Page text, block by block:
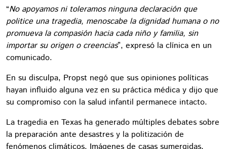
“No apoyamos ni toleramos ninguna declaración que
politice una tragedia, menoscabe la dignidad humana o no
promueva la compasión hacia cada niño y familia, sin
importar su origen o creencias”, expresó la clínica en un
comunicado.
En su disculpa, Propst negó que sus opiniones políticas
hayan influido alguna vez en su práctica médica y dijo que
su compromiso con la salud infantil permanece intacto.
La tragedia en Texas ha generado múltiples debates sobre
la preparación ante desastres y la politización de
fenómenos climáticos. Imágenes de casas sumergidas,